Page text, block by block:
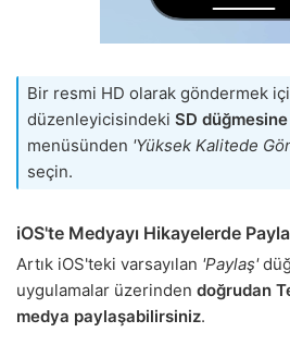
Bir resmi HD olarak göndermek
düzenleyicisindeki SD düğmesine
menüsünden 'Yüksek Kalitede
seçin.
iOS'te Medyayı Hikayelerde
Artık iOS'teki varsayılan 'Paylaş'
uygulamalar üzerinden doğrudan
medya paylaşabilirsiniz.